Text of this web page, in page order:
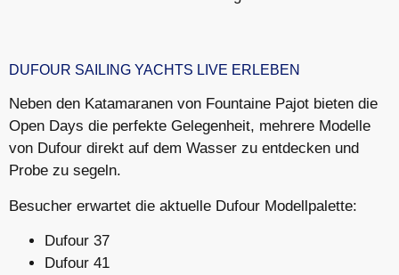
DUFOUR SAILING YACHTS LIVE ERLEBEN
Neben den Katamaranen von Fountaine Pajot bieten die
Open Days die perfekte Gelegenheit, mehrere Modelle
von Dufour direkt auf dem Wasser zu entdecken und
Probe zu segeln.
Besucher erwartet die aktuelle Dufour Modellpalette:
Dufour 37
Dufour 41